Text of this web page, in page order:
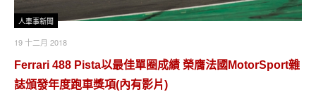
人車事新聞
19 十二月 2018
Ferrari 488 Pista以最佳單圈成績 榮膺法國MotorSport雜
誌頒發年度跑車獎項(內有影片)